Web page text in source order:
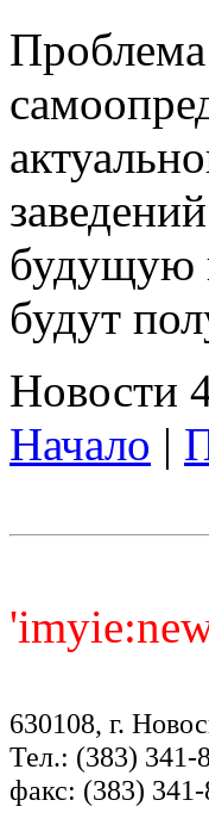
будущую
будут
Новости
Начало |
630108, г.
Тел.: (383) 341-
факс: (383)